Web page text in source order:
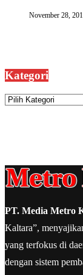
November 28,
Kategori
Kategori
PT. Media Metro
Kaltara”,
yang terfokus di
dengan sistem